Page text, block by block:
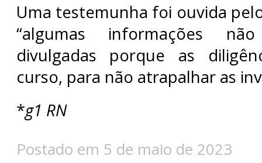
Uma testemunha foi ouvida
“algumas informações
divulgadas porque as
curso, para não atrapalhar as
*g1 RN
Postado em 5 de maio de 2023